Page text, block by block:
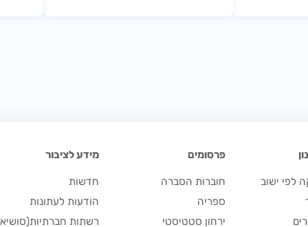
לפי ישוב
פרסומים
חוברות הסברה
ספריה
ירחון סטטיסטי
מידע לציבור
חדשות
הודעות לעתונות
רשתות